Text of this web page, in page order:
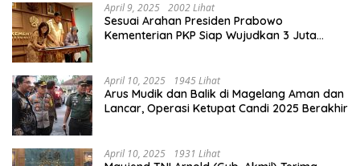
April 9, 2025 2002 Lihat
Sesuai Arahan Presiden Prabowo
Kementerian PKP Siap Wujudkan 3 Juta
April 10, 2025 1945 Lihat
Arus Mudik dan Balik di Magelang Aman dan
Lancar, Operasi Ketupat Candi 2025 Berakhir
April 10, 2025 1931 Lihat